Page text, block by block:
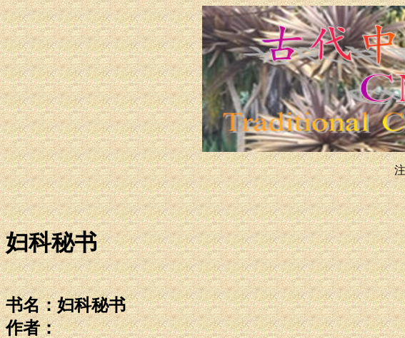
妇科秘书
书名：妇科秘书
作者：